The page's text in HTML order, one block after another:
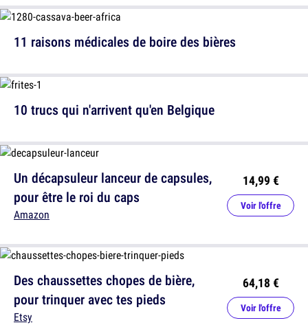
11 raisons médicales de boire des bières
Un décapsuleur lanceur de capsules,
pour être le roi du caps
Amazon
14,99 €
Voir l'offre
10 trucs qui n'arrivent qu'en Belgique
Des chaussettes chopes de bière,
pour trinquer avec tes pieds
Etsy
64,18 €
Voir l'offre